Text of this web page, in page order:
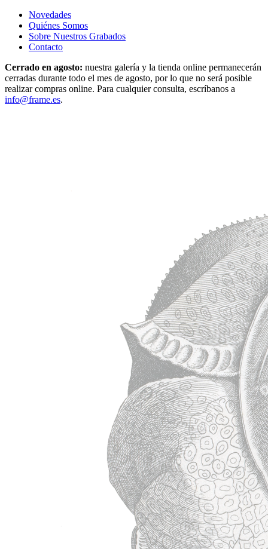
Novedades
Quiénes Somos
Sobre Nuestros Grabados
Contacto
Cerrado en agosto: nuestra galería y la tienda online permanecerán
cerradas durante todo el mes de agosto, por lo que no será posible
realizar compras online. Para cualquier consulta, escríbanos a
info@frame.es.